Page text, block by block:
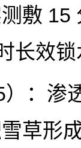
敷 15
长效
：渗
草形